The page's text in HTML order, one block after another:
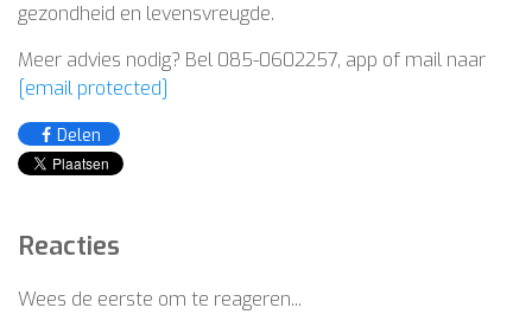
gezondheid en levensvreugde.
Meer advies nodig? Bel 085-0602257, app of mail naar
[email protected]
Delen
Reacties
Wees de eerste om te reageren...